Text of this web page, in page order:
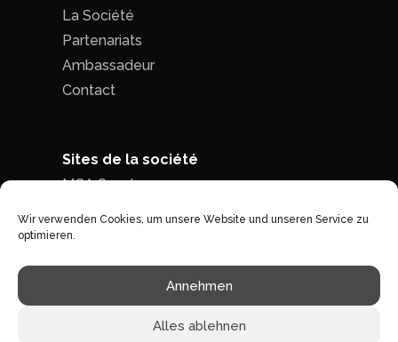
Wir verwenden Cookies, um unsere Website und unseren Service zu
optimieren.
Annehmen
Alles ablehnen
La Société
Partenariats
Ambassadeur
Contact
Sites de la société
MCA Seed
Politique de confidentialité|Conditions
générales de ventes